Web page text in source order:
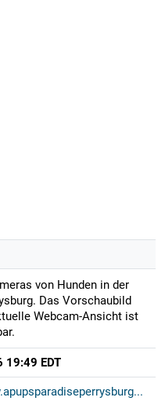
von Hunden in der
Das Vorschaubild
Webcam-Ansicht ist
EDT